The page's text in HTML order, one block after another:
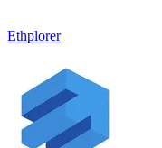
Ethplorer